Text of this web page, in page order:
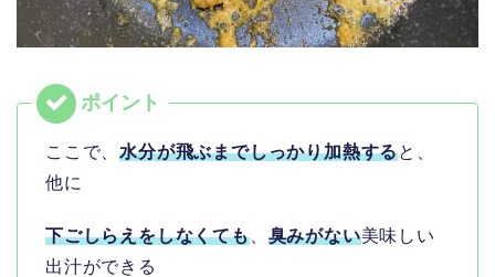
ここで、水分が飛ぶまでしっかり加熱すると、
他に
下ごしらえをしなくても、 臭みがない美味しい
出汁ができる